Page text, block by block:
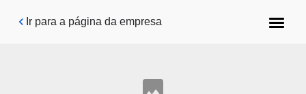
Pular para o conteúdo principal
Ir para a página da empresa